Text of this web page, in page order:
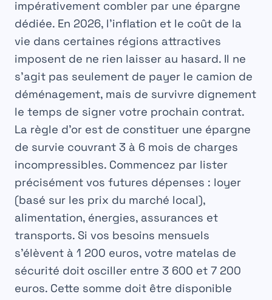
impérativement combler par une épargne
dédiée. En 2026, l’inflation et le coût de la
vie dans certaines régions attractives
imposent de ne rien laisser au hasard. Il ne
s’agit pas seulement de payer le camion de
déménagement, mais de survivre dignement
le temps de signer votre prochain contrat.
La règle d’or est de constituer une épargne
de survie couvrant 3 à 6 mois de charges
incompressibles. Commencez par lister
précisément vos futures dépenses : loyer
(basé sur les prix du marché local),
alimentation, énergies, assurances et
transports. Si vos besoins mensuels
s’élèvent à 1 200 euros, votre matelas de
sécurité doit osciller entre 3 600 et 7 200
euros. Cette somme doit être disponible